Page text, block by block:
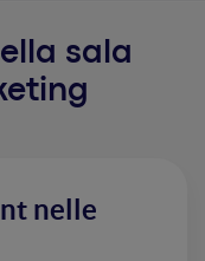
sala
nelle